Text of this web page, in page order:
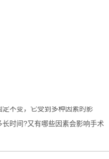
响手术时长的因素有哪些?
域的微创手术，通过宫腔镜这
宫腔进行观察，并进行必要的
快、并发症少等优点，深受患
不变，它受到多种因素的影
时间?又有哪些因素会影响手术